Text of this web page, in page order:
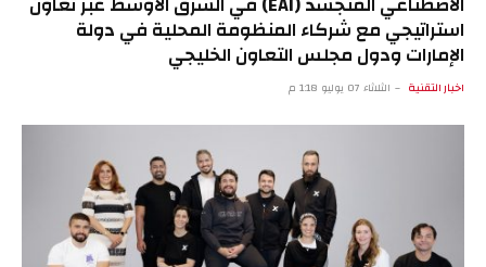
استراتيجي مع شركاء المنظومة المحلية في دولة
الإمارات ودول مجلس التعاون الخليجي
اخبار التقنية الثلاثاء 07 يوليو 1:18 م